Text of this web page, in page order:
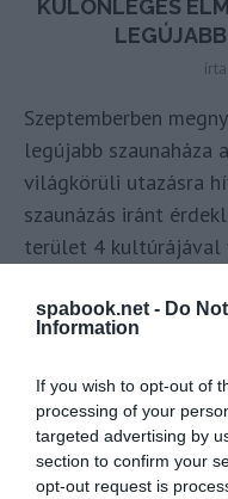
spabook.net - Do
Information
If you wish to opt-out of
processing of your
targeted advertising by
section to confirm your
opt-out request is
KÜLÖNLEGES
írta
Szeptemberben
legújabb szaunaháza a
világkörüli utazásra
szaunázás iránt
terület 4 kultúrájával